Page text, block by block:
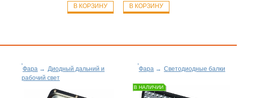
В КОРЗИНУ В КОРЗИНУ
Фара → Диодный дальний и
рабочий свет
Фара → Светодиодные балки
В НАЛИЧИИ